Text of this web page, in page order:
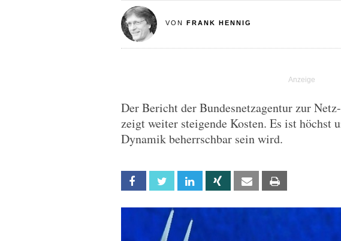
VON FRANK HENNIG
Der Bericht der Bundesnetzagentur zur
zeigt weiter steigende Kosten. Es ist höchst
Dynamik beherrschbar sein wird.
Facebook Twitter Linkedin Xing Email